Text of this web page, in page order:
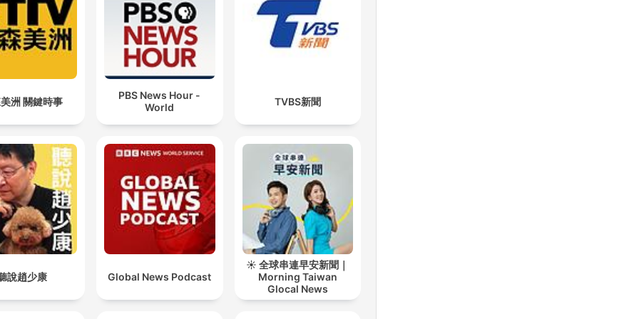
洲 關鍵時事
PBS News Hour -
World
TVBS新聞
說趙少康 Global News Podcast
☀️ 全球串連早安新聞｜
Morning Taiwan
Glocal News